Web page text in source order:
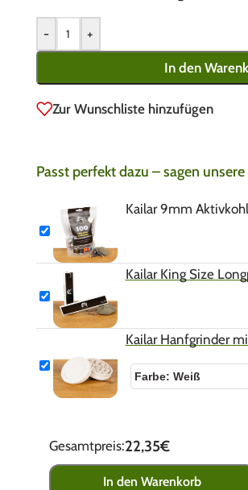
- +
In den
Zur Wunschliste hinzufügen
Passt perfekt dazu – sagen unsere
Kailar 9mm
Kailar King Size
Kailar Hanfgrinder
Gesamtpreis:22,35€
In den Warenkorb